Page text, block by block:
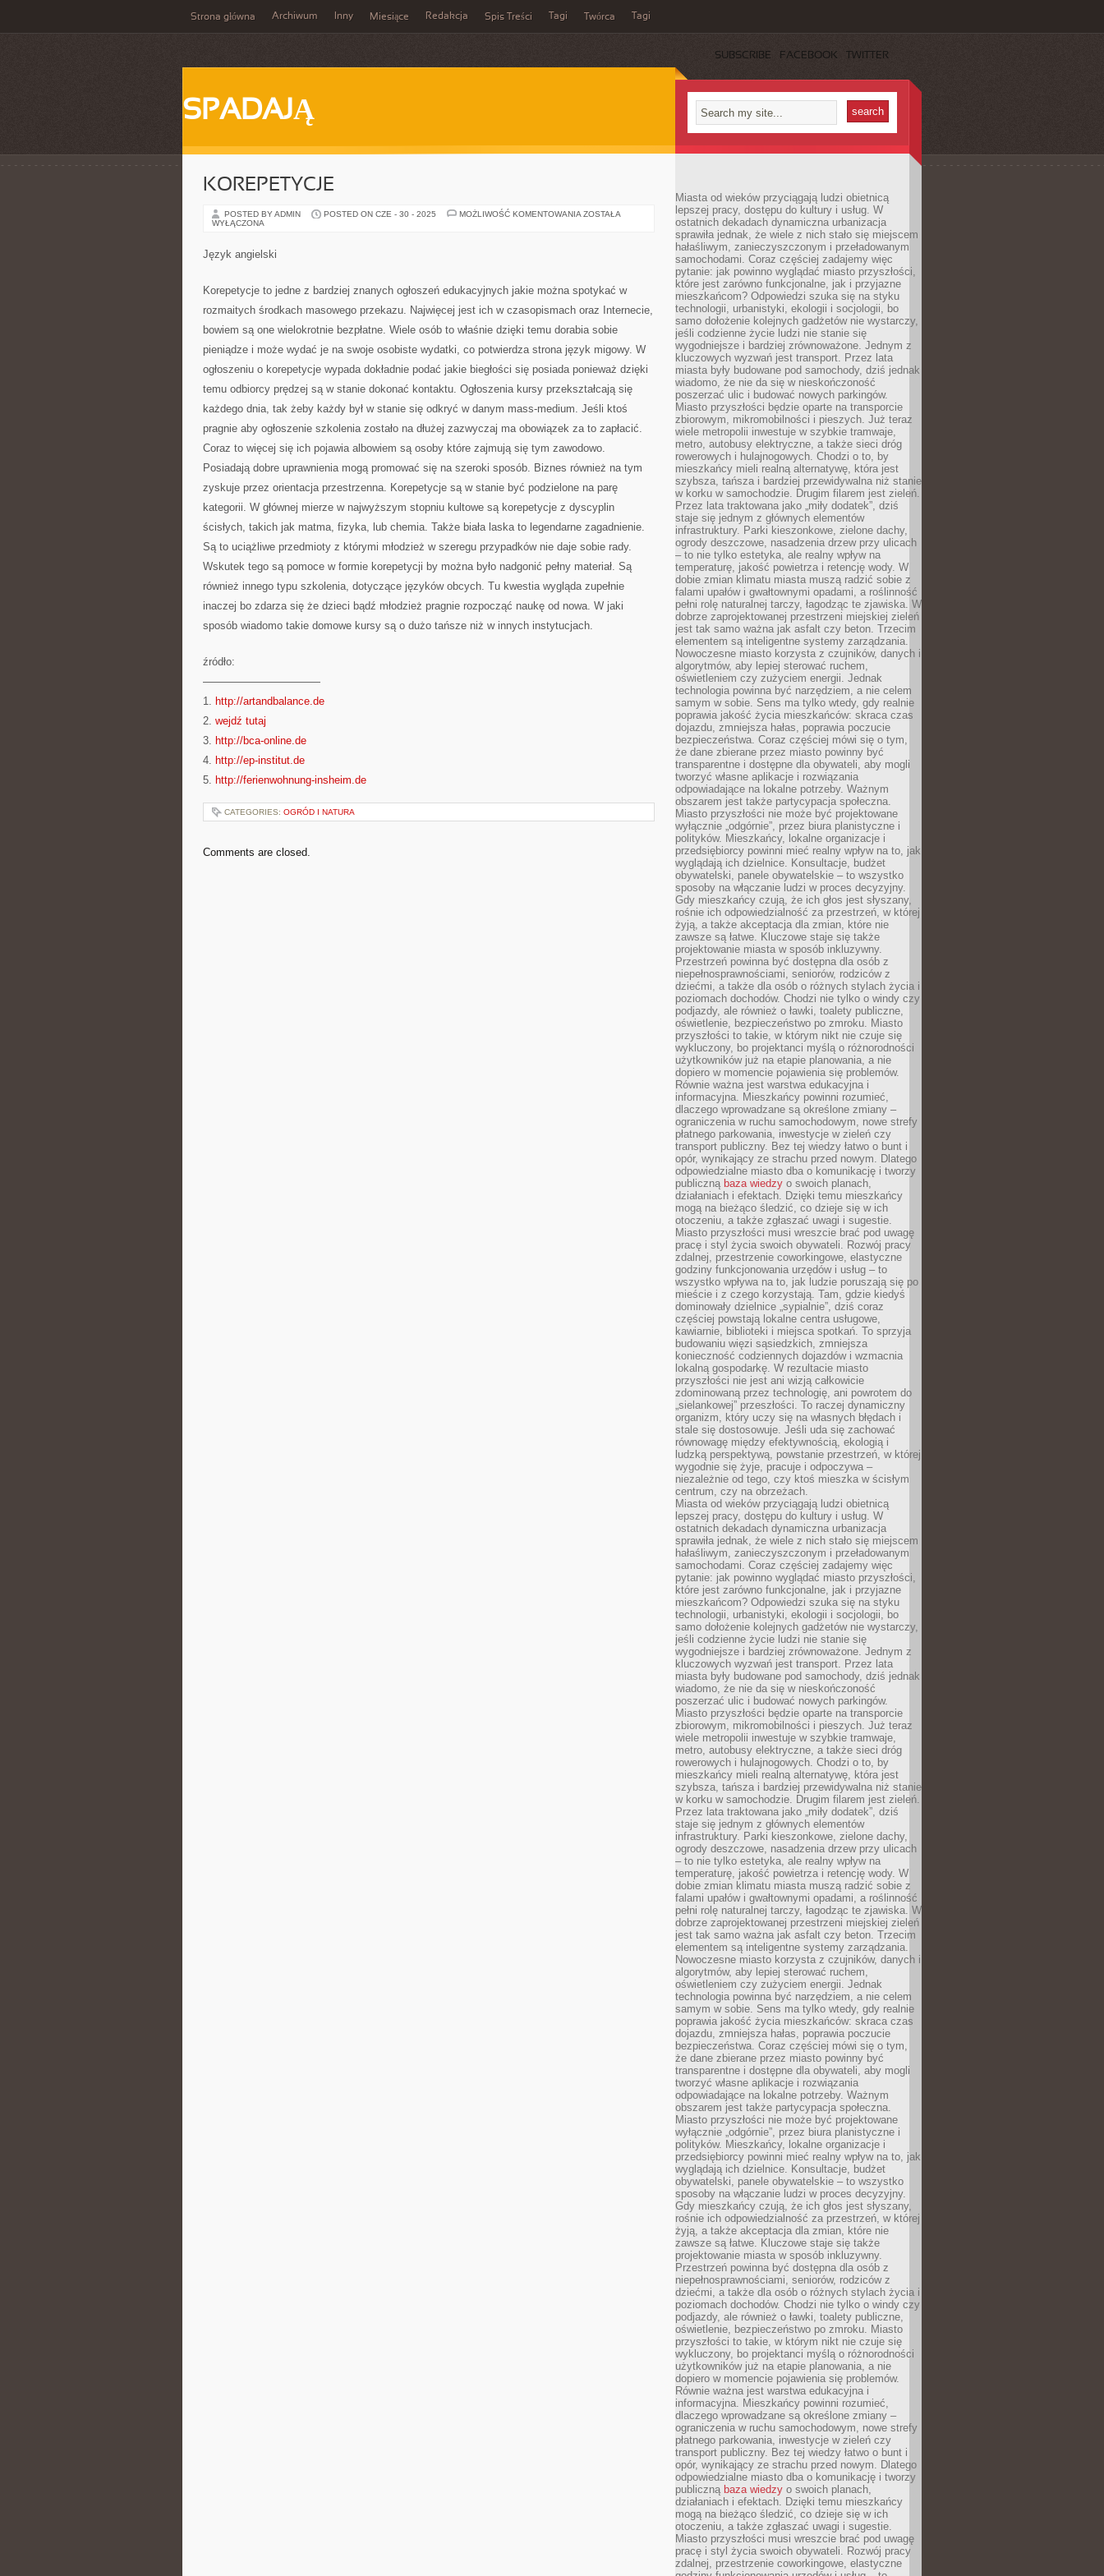
Strona główna Archiwum Inny Miesiące Redakcja Spis Treści Tagi Twórca Tagi
SUBSCRIBE FACEBOOK TWITTER
SPADAJĄ
KOREPETYCJE
POSTED BY ADMIN POSTED ON CZE - 30 - 2025 MOŻLIWOŚĆ KOMENTOWANIA KOREPETYCJE
ZOSTAŁA
WYŁĄCZONA
Język angielski
Korepetycje to jedne z bardziej znanych ogłoszeń edukacyjnych jakie można spotykać w
rozmaitych środkach masowego przekazu. Najwięcej jest ich w czasopismach oraz Internecie,
bowiem są one wielokrotnie bezpłatne. Wiele osób to właśnie dzięki temu dorabia sobie
pieniądze i może wydać je na swoje osobiste wydatki, co potwierdza strona język migowy. W
ogłoszeniu o korepetycje wypada dokładnie podać jakie biegłości się posiada ponieważ dzięki
temu odbiorcy prędzej są w stanie dokonać kontaktu. Ogłoszenia kursy przekształcają się
każdego dnia, tak żeby każdy był w stanie się odkryć w danym mass-medium. Jeśli ktoś
pragnie aby ogłoszenie szkolenia zostało na dłużej zazwyczaj ma obowiązek za to zapłacić.
Coraz to więcej się ich pojawia albowiem są osoby które zajmują się tym zawodowo.
Posiadają dobre uprawnienia mogą promować się na szeroki sposób. Biznes również na tym
zyskuje przez orientacja przestrzenna. Korepetycje są w stanie być podzielone na parę
kategorii. W głównej mierze w najwyższym stopniu kultowe są korepetycje z dyscyplin
ścisłych, takich jak matma, fizyka, lub chemia. Także biała laska to legendarne zagadnienie.
Są to uciążliwe przedmioty z którymi młodzież w szeregu przypadków nie daje sobie rady.
Wskutek tego są pomoce w formie korepetycji by można było nadgonić pełny materiał. Są
również innego typu szkolenia, dotyczące języków obcych. Tu kwestia wygląda zupełnie
inaczej bo zdarza się że dzieci bądź młodzież pragnie rozpocząć naukę od nowa. W jaki
sposób wiadomo takie domowe kursy są o dużo tańsze niż w innych instytucjach.
źródło:
———————————
1. http://artandbalance.de
2. wejdź tutaj
3. http://bca-online.de
4. http://ep-institut.de
5. http://ferienwohnung-insheim.de
CATEGORIES: OGRÓD I NATURA
Comments are closed.
Miasta od wieków przyciągają ludzi obietnicą
lepszej pracy, dostępu do kultury i usług. W
ostatnich dekadach dynamiczna urbanizacja
sprawiła jednak, że wiele z nich stało się miejscem
hałaśliwym, zanieczyszczonym i przeładowanym
samochodami. Coraz częściej zadajemy więc
pytanie: jak powinno wyglądać miasto przyszłości,
które jest zarówno funkcjonalne, jak i przyjazne
mieszkańcom? Odpowiedzi szuka się na styku
technologii, urbanistyki, ekologii i socjologii, bo
samo dołożenie kolejnych gadżetów nie wystarczy,
jeśli codzienne życie ludzi nie stanie się
wygodniejsze i bardziej zrównoważone. Jednym z
kluczowych wyzwań jest transport. Przez lata
miasta były budowane pod samochody, dziś jednak
wiadomo, że nie da się w nieskończoność
poszerzać ulic i budować nowych parkingów.
Miasto przyszłości będzie oparte na transporcie
zbiorowym, mikromobilności i pieszych. Już teraz
wiele metropolii inwestuje w szybkie tramwaje,
metro, autobusy elektryczne, a także sieci dróg
rowerowych i hulajnogowych. Chodzi o to, by
mieszkańcy mieli realną alternatywę, która jest
szybsza, tańsza i bardziej przewidywalna niż stanie
w korku w samochodzie. Drugim filarem jest zieleń.
Przez lata traktowana jako „miły dodatek”, dziś
staje się jednym z głównych elementów
infrastruktury. Parki kieszonkowe, zielone dachy,
ogrody deszczowe, nasadzenia drzew przy ulicach
– to nie tylko estetyka, ale realny wpływ na
temperaturę, jakość powietrza i retencję wody. W
dobie zmian klimatu miasta muszą radzić sobie z
falami upałów i gwałtownymi opadami, a roślinność
pełni rolę naturalnej tarczy, łagodząc te zjawiska. W
dobrze zaprojektowanej przestrzeni miejskiej zieleń
jest tak samo ważna jak asfalt czy beton. Trzecim
elementem są inteligentne systemy zarządzania.
Nowoczesne miasto korzysta z czujników, danych i
algorytmów, aby lepiej sterować ruchem,
oświetleniem czy zużyciem energii. Jednak
technologia powinna być narzędziem, a nie celem
samym w sobie. Sens ma tylko wtedy, gdy realnie
poprawia jakość życia mieszkańców: skraca czas
dojazdu, zmniejsza hałas, poprawia poczucie
bezpieczeństwa. Coraz częściej mówi się o tym,
że dane zbierane przez miasto powinny być
transparentne i dostępne dla obywateli, aby mogli
tworzyć własne aplikacje i rozwiązania
odpowiadające na lokalne potrzeby. Ważnym
obszarem jest także partycypacja społeczna.
Miasto przyszłości nie może być projektowane
wyłącznie „odgórnie”, przez biura planistyczne i
polityków. Mieszkańcy, lokalne organizacje i
przedsiębiorcy powinni mieć realny wpływ na to, jak
wyglądają ich dzielnice. Konsultacje, budżet
obywatelski, panele obywatelskie – to wszystko
sposoby na włączanie ludzi w proces decyzyjny.
Gdy mieszkańcy czują, że ich głos jest słyszany,
rośnie ich odpowiedzialność za przestrzeń, w której
żyją, a także akceptacja dla zmian, które nie
zawsze są łatwe. Kluczowe staje się także
projektowanie miasta w sposób inkluzywny.
Przestrzeń powinna być dostępna dla osób z
niepełnosprawnościami, seniorów, rodziców z
dziećmi, a także dla osób o różnych stylach życia i
poziomach dochodów. Chodzi nie tylko o windy czy
podjazdy, ale również o ławki, toalety publiczne,
oświetlenie, bezpieczeństwo po zmroku. Miasto
przyszłości to takie, w którym nikt nie czuje się
wykluczony, bo projektanci myślą o różnorodności
użytkowników już na etapie planowania, a nie
dopiero w momencie pojawienia się problemów.
Równie ważna jest warstwa edukacyjna i
informacyjna. Mieszkańcy powinni rozumieć,
dlaczego wprowadzane są określone zmiany –
ograniczenia w ruchu samochodowym, nowe strefy
płatnego parkowania, inwestycje w zieleń czy
transport publiczny. Bez tej wiedzy łatwo o bunt i
opór, wynikający ze strachu przed nowym. Dlatego
odpowiedzialne miasto dba o komunikację i tworzy
publiczną baza wiedzy o swoich planach,
działaniach i efektach. Dzięki temu mieszkańcy
mogą na bieżąco śledzić, co dzieje się w ich
otoczeniu, a także zgłaszać uwagi i sugestie.
Miasto przyszłości musi wreszcie brać pod uwagę
pracę i styl życia swoich obywateli. Rozwój pracy
zdalnej, przestrzenie coworkingowe, elastyczne
godziny funkcjonowania urzędów i usług – to
wszystko wpływa na to, jak ludzie poruszają się po
mieście i z czego korzystają. Tam, gdzie kiedyś
dominowały dzielnice „sypialnie”, dziś coraz
częściej powstają lokalne centra usługowe,
kawiarnie, biblioteki i miejsca spotkań. To sprzyja
budowaniu więzi sąsiedzkich, zmniejsza
konieczność codziennych dojazdów i wzmacnia
lokalną gospodarkę. W rezultacie miasto
przyszłości nie jest ani wizją całkowicie
zdominowaną przez technologię, ani powrotem do
„sielankowej” przeszłości. To raczej dynamiczny
organizm, który uczy się na własnych błędach i
stale się dostosowuje. Jeśli uda się zachować
równowagę między efektywnością, ekologią i
ludzką perspektywą, powstanie przestrzeń, w której
wygodnie się żyje, pracuje i odpoczywa –
niezależnie od tego, czy ktoś mieszka w ścisłym
centrum, czy na obrzeżach.
Miasta od wieków przyciągają ludzi obietnicą
lepszej pracy, dostępu do kultury i usług. W
ostatnich dekadach dynamiczna urbanizacja
sprawiła jednak, że wiele z nich stało się miejscem
hałaśliwym, zanieczyszczonym i przeładowanym
samochodami. Coraz częściej zadajemy więc
pytanie: jak powinno wyglądać miasto przyszłości,
które jest zarówno funkcjonalne, jak i przyjazne
mieszkańcom? Odpowiedzi szuka się na styku
technologii, urbanistyki, ekologii i socjologii, bo
samo dołożenie kolejnych gadżetów nie wystarczy,
jeśli codzienne życie ludzi nie stanie się
wygodniejsze i bardziej zrównoważone. Jednym z
kluczowych wyzwań jest transport. Przez lata
miasta były budowane pod samochody, dziś jednak
wiadomo, że nie da się w nieskończoność
poszerzać ulic i budować nowych parkingów.
Miasto przyszłości będzie oparte na transporcie
zbiorowym, mikromobilności i pieszych. Już teraz
wiele metropolii inwestuje w szybkie tramwaje,
metro, autobusy elektryczne, a także sieci dróg
rowerowych i hulajnogowych. Chodzi o to, by
mieszkańcy mieli realną alternatywę, która jest
szybsza, tańsza i bardziej przewidywalna niż stanie
w korku w samochodzie. Drugim filarem jest zieleń.
Przez lata traktowana jako „miły dodatek”, dziś
staje się jednym z głównych elementów
infrastruktury. Parki kieszonkowe, zielone dachy,
ogrody deszczowe, nasadzenia drzew przy ulicach
– to nie tylko estetyka, ale realny wpływ na
temperaturę, jakość powietrza i retencję wody. W
dobie zmian klimatu miasta muszą radzić sobie z
falami upałów i gwałtownymi opadami, a roślinność
pełni rolę naturalnej tarczy, łagodząc te zjawiska. W
dobrze zaprojektowanej przestrzeni miejskiej zieleń
jest tak samo ważna jak asfalt czy beton. Trzecim
elementem są inteligentne systemy zarządzania.
Nowoczesne miasto korzysta z czujników, danych i
algorytmów, aby lepiej sterować ruchem,
oświetleniem czy zużyciem energii. Jednak
technologia powinna być narzędziem, a nie celem
samym w sobie. Sens ma tylko wtedy, gdy realnie
poprawia jakość życia mieszkańców: skraca czas
dojazdu, zmniejsza hałas, poprawia poczucie
bezpieczeństwa. Coraz częściej mówi się o tym,
że dane zbierane przez miasto powinny być
transparentne i dostępne dla obywateli, aby mogli
tworzyć własne aplikacje i rozwiązania
odpowiadające na lokalne potrzeby. Ważnym
obszarem jest także partycypacja społeczna.
Miasto przyszłości nie może być projektowane
wyłącznie „odgórnie”, przez biura planistyczne i
polityków. Mieszkańcy, lokalne organizacje i
przedsiębiorcy powinni mieć realny wpływ na to, jak
wyglądają ich dzielnice. Konsultacje, budżet
obywatelski, panele obywatelskie – to wszystko
sposoby na włączanie ludzi w proces decyzyjny.
Gdy mieszkańcy czują, że ich głos jest słyszany,
rośnie ich odpowiedzialność za przestrzeń, w której
żyją, a także akceptacja dla zmian, które nie
zawsze są łatwe. Kluczowe staje się także
projektowanie miasta w sposób inkluzywny.
Przestrzeń powinna być dostępna dla osób z
niepełnosprawnościami, seniorów, rodziców z
dziećmi, a także dla osób o różnych stylach życia i
poziomach dochodów. Chodzi nie tylko o windy czy
podjazdy, ale również o ławki, toalety publiczne,
oświetlenie, bezpieczeństwo po zmroku. Miasto
przyszłości to takie, w którym nikt nie czuje się
wykluczony, bo projektanci myślą o różnorodności
użytkowników już na etapie planowania, a nie
dopiero w momencie pojawienia się problemów.
Równie ważna jest warstwa edukacyjna i
informacyjna. Mieszkańcy powinni rozumieć,
dlaczego wprowadzane są określone zmiany –
ograniczenia w ruchu samochodowym, nowe strefy
płatnego parkowania, inwestycje w zieleń czy
transport publiczny. Bez tej wiedzy łatwo o bunt i
opór, wynikający ze strachu przed nowym. Dlatego
odpowiedzialne miasto dba o komunikację i tworzy
publiczną baza wiedzy o swoich planach,
działaniach i efektach. Dzięki temu mieszkańcy
mogą na bieżąco śledzić, co dzieje się w ich
otoczeniu, a także zgłaszać uwagi i sugestie.
Miasto przyszłości musi wreszcie brać pod uwagę
pracę i styl życia swoich obywateli. Rozwój pracy
zdalnej, przestrzenie coworkingowe, elastyczne